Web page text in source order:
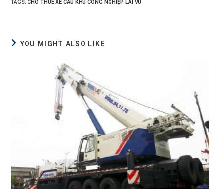
TAGS:CHO THUÊ XE CẨU KHU CÔNG NGHIỆP LAI VU
YOU MIGHT ALSO LIKE